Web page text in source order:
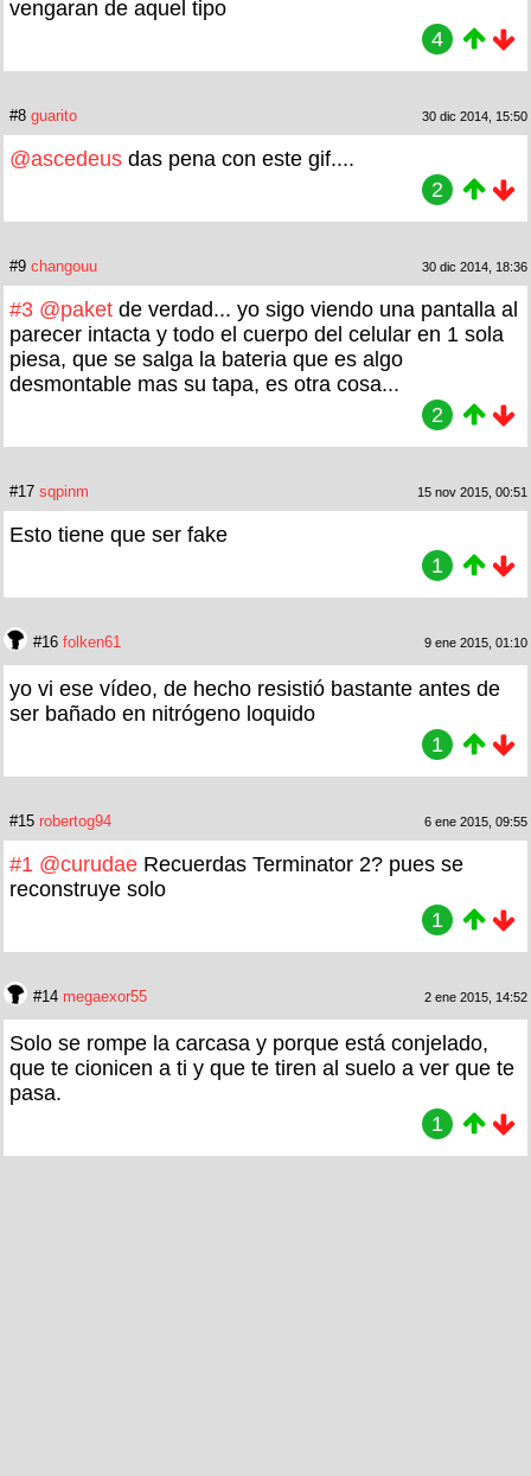
vengaran de aquel tipo
4
#8 guarito 30 dic 2014, 15:50
@ascedeus das pena con este gif....
2
#9 changouu 30 dic 2014, 18:36
#3 @paket de verdad... yo sigo viendo una pantalla al
parecer intacta y todo el cuerpo del celular en 1 sola
piesa, que se salga la bateria que es algo
desmontable mas su tapa, es otra cosa...
2
#17 sqpinm 15 nov 2015, 00:51
Esto tiene que ser fake
1
#16 folken61 9 ene 2015, 01:10
yo vi ese vídeo, de hecho resistió bastante antes de
ser bañado en nitrógeno loquido
1
#15 robertog94 6 ene 2015, 09:55
#1 @curudae Recuerdas Terminator 2? pues se
reconstruye solo
1
#14 megaexor55 2 ene 2015, 14:52
Solo se rompe la carcasa y porque está conjelado,
que te cionicen a ti y que te tiren al suelo a ver que te
pasa.
1